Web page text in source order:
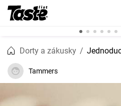
Dorty a zákusky
Tammers